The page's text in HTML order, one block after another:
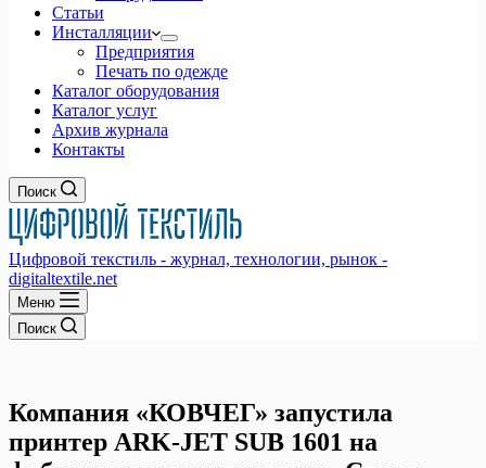
Статьи
Инсталляции
Предприятия
Печать по одежде
Каталог оборудования
Каталог услуг
Архив журнала
Контакты
Поиск
Цифровой текстиль - журнал, технологии, рынок -
digitaltextile.net
Меню
Поиск
Компания «КОВЧЕГ» запустила
принтер ARK-JET SUB 1601 на